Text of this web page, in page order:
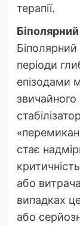
терапії.
періоди
епізодами
стає
або
випадках
або